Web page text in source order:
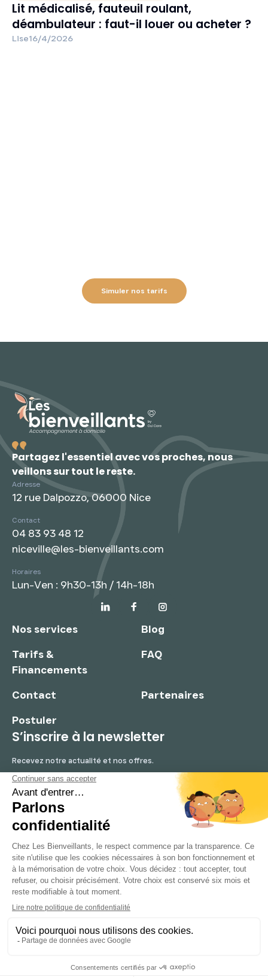
Lit médicalisé, fauteuil roulant,
déambulateur : faut-il louer ou acheter ?
Lise16/4/2026
Simuler nos tarifs
Partagez l'essentiel avec vos proches, nous
veillons sur tout le reste.
Adresse
12 rue Dalpozzo, 06000 Nice
Contact
04 83 93 48 12
niceville@les-bienveillants.com
Horaires
Lun-Ven : 9h30-13h / 14h-18h
Nos services
Blog
Tarifs &
Financements
FAQ
Contact
Partenaires
Postuler
S’inscrire à la newsletter
Recevez notre actualité et nos offres.
mandataire - Agrément SAP935060079
Mentions légales